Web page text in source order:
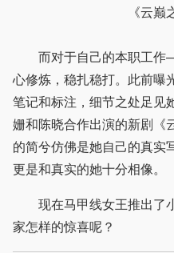
《云巅
而对于自己的本职工作
心修炼，稳扎稳打。此前曝
笔记和标注，细节之处足见
姗和陈晓合作出演的新剧《
的简兮仿佛是她自己的真实
更是和真实的她十分相像。
现在马甲线女王推出了
家怎样的惊喜呢？